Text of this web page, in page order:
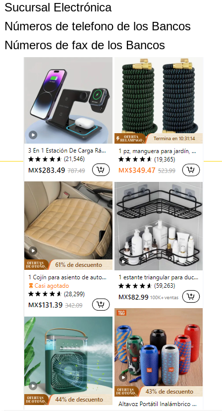
Sucursal Electrónica
Números de telefono de los Bancos
Números de fax de los Bancos